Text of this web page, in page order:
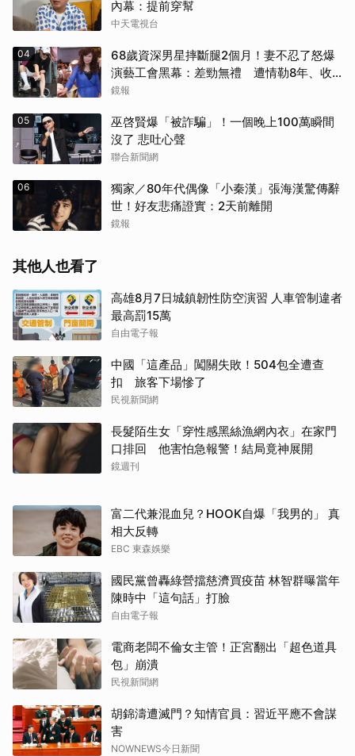
內幕：提前穿幫
中天電視台
04
68歲資深男星摔斷腿2個月！妻不忍了怒爆
演藝工會黑幕：差勁無禮 遭情勒8年、收
二手探病禮
鏡報
05
巫啓賢爆「被詐騙」！一個晚上100萬瞬間
沒了 悲吐心聲
聯合新聞網
06
獨家／80年代偶像「小秦漢」張海漢驚傳辭
世！好友悲痛證實：2天前離開
鏡報
其他人也看了
高雄8月7日城鎮韌性防空演習 人車管制違者
最高罰15萬
自由電子報
中國「這產品」闖關失敗！504包全遭查
扣 旅客下場慘了
民視新聞網
長髮陌生女「穿性感黑絲漁網內衣」在家門
口排回 他害怕急報警！結局竟神展開
鏡週刊
富二代兼混血兒？HOOK自爆「我男的」 真
相大反轉
EBC 東森娛樂
國民黨曾轟綠營擋慈濟買疫苗 林智群曝當年
陳時中「這句話」打臉
自由電子報
電商老闆不倫女主管！正宮翻出「超色道具
包」崩潰
民視新聞網
胡錦濤遭滅門？知情官員：習近平應不會謀
害
NOWNEWS今日新聞